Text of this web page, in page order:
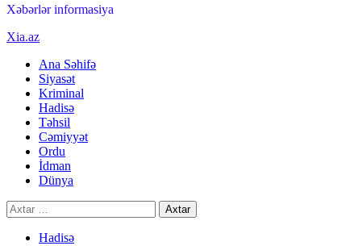
Xəbərlər informasiya
Primary
Xia.az
Ana Səhifə
Siyasət
Kriminal
Hadisə
Təhsil
Cəmiyyət
Ordu
İdman
Dünya
Axtarış:
Hadisə